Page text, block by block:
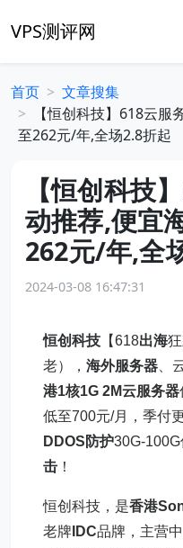
VPS测评网
首页
文章搜集
【恒创科技】618云
至262元/年,全场2.8折起
【恒创科技
动推荐,便宜
262元/年,全
2024-03-08 16:47:31
恒创科技 【618出海
老）， 海外服务器 、
港1核1G 2M云服务器
低至700元/月，季付
DDOS防护30G-100G
击 ！
恒创科技，是香港
老牌 IDC品牌，主营